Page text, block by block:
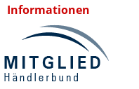
Informationen